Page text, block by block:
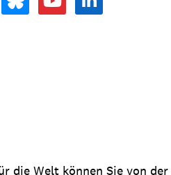
die Welt können Sie von